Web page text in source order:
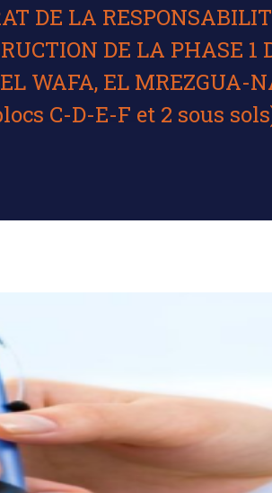
DE LA
DE LA PHASE 1
WAFA, EL MREZGUA-
C-D-E-F et 2 sous